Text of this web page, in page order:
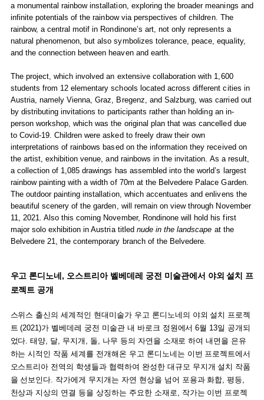
a monumental rainbow installation, exploring the broader meanings and
infinite potentials of the rainbow via perspectives of children. The
rainbow, a central motif in Rondinone’s art, not only represents a
natural phenomenon, but also symbolizes tolerance, peace, equality,
and the connection between heaven and earth.
The project, which involved an extensive collaboration with 1,600
students from 12 elementary schools located across different cities in
Austria, namely Vienna, Graz, Bregenz, and Salzburg, was carried out
by distributing invitations to participants rather than holding an in-
person workshop, which was the original plan that was cancelled due
to Covid-19. Children were asked to freely draw their own
interpretations of rainbows based on the information they received on
the artist, exhibition venue, and rainbows in the invitation. As a result,
a collection of 1,085 drawings has assembled into the world’s largest
rainbow painting with a width of 70m at the Belvedere Palace Garden.
The outdoor painting installation, which accentuates and enlivens the
beautiful scenery of the garden, will remain on view through November
11, 2021. Also this coming November, Rondinone will hold his first
major solo exhibition in Austria titled nude in the landscape at the
Belvedere 21, the contemporary branch of the Belvedere.
우고 론디노네, 오스트리아 벨베데레 궁전 미술관에서 야외 설치 프
로젝트 공개
스위스 출신의 세계적인 현대미술가 우고 론디노네의 야외 설치 프로젝
트 (2021)가 벨베데레 궁전 미술관 내 바로크 정원에서 6월 13일 공개되
었다. 태양, 달, 무지개, 돌, 나무 등의 자연을 소재로 하여 내면을 은유
하는 시적인 작품 세계를 전개해온 우고 론디노네는 이번 프로젝트에서
오스트리아 전역의 학생들과 협력하여 완성한 대규모 무지개 설치 작품
을 선보인다. 작가에게 무지개는 자연 현상을 넘어 포용과 화합, 평등,
천상과 지상의 연결 등을 상징하는 주요한 소재로, 작가는 이번 프로젝